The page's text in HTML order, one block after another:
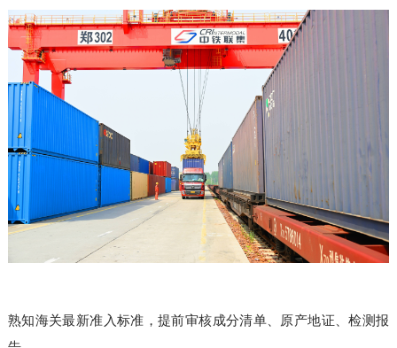
熟知海关最新准入标准，提前审核成分清单、原产地证、检测报